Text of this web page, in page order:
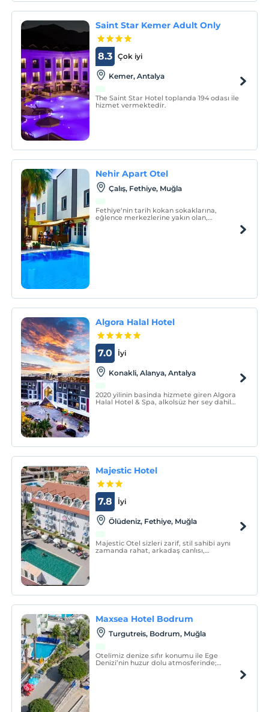
Saint Star Kemer Adult Only
Çok iyi
8.3
Kemer, Antalya
The Saint Star Hotel toplanda 194 odası ile
hizmet vermektedir.
Nehir Apart Otel
Çalış, Fethiye, Muğla
Fethiye‘nin tarih kokan sokaklarına,
eğlence merkezlerine yakın olan,
Algora Halal Hotel
İyi
7.0
Konakli, Alanya, Antalya
2020 yilinin basinda hizmete giren Algora
Halal Hotel & Spa, alkolsüz her sey dahil
Majestic Hotel
İyi
7.8
Ölüdeniz, Fethiye, Muğla
Majestic Otel sizleri zarif, stil sahibi aynı
zamanda rahat, arkadaş canlısı,
Maxsea Hotel Bodrum
Turgutreis, Bodrum, Muğla
Otelimiz denize sıfır konumu ile Ege
Denizi’nin huzur dolu atmosferinde;